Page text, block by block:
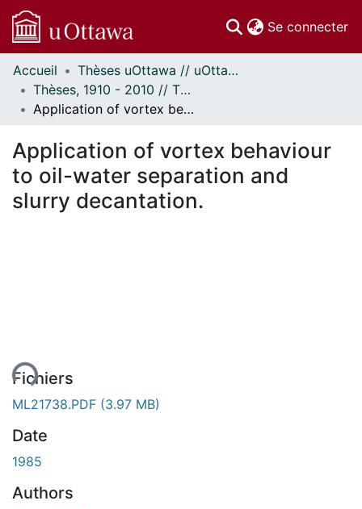
Se connecter
Communautés
et collections
Parcourir
À propos
Accueil
Thèses uOttawa // uOttawa Theses
Thèses, 1910 - 2010 // Theses, 1910 - 2010
Application of vortex behaviour to oil-water separation and slurry decantation.
Application of vortex behaviour
to oil-water separation and
slurry decantation.
Fichiers
ML21738.PDF (3.97 MB)
Date
1985
Authors